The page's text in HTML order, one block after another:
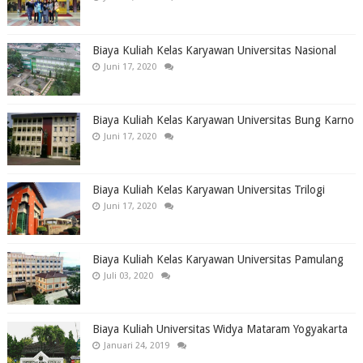
Biaya Kuliah Kelas Karyawan Universitas Nasional
Juni 17, 2020
Biaya Kuliah Kelas Karyawan Universitas Bung Karno
Juni 17, 2020
Biaya Kuliah Kelas Karyawan Universitas Trilogi
Juni 17, 2020
Biaya Kuliah Kelas Karyawan Universitas Pamulang
Juli 03, 2020
Biaya Kuliah Universitas Widya Mataram Yogyakarta
Januari 24, 2019